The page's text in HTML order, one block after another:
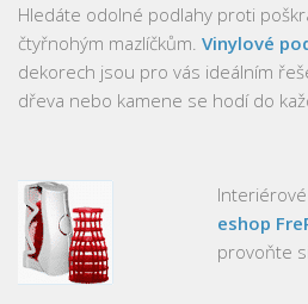
Hledáte odolné podlahy proti
čtyřnohým mazlíčkům. Vinylové
dekorech jsou pro vás ideálním
dřeva nebo kamene se hodí do
eshop
provoňte